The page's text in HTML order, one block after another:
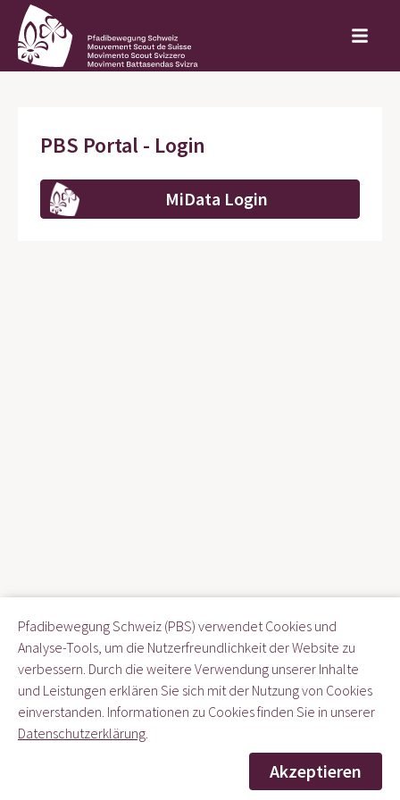
PBS Portal - Login
MiData Login
PBS Portal 2.1.0
Pfadibewegung Schweiz (PBS) verwendet Cookies und
Analyse-Tools, um die Nutzerfreundlichkeit der Website zu
verbessern. Durch die weitere Verwendung unserer Inhalte
und Leistungen erklären Sie sich mit der Nutzung von Cookies
einverstanden. Informationen zu Cookies finden Sie in unserer
Datenschutzerklärung.
Akzeptieren